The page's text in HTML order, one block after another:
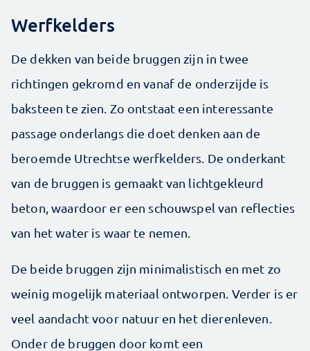
Werfkelders
De dekken van beide bruggen zijn in twee
richtingen gekromd en vanaf de onderzijde is
baksteen te zien. Zo ontstaat een interessante
passage onderlangs die doet denken aan de
beroemde Utrechtse werfkelders. De onderkant
van de bruggen is gemaakt van lichtgekleurd
beton, waardoor er een schouwspel van reflecties
van het water is waar te nemen.
De beide bruggen zijn minimalistisch en met zo
weinig mogelijk materiaal ontworpen. Verder is er
veel aandacht voor natuur en het dierenleven.
Onder de bruggen door komt een